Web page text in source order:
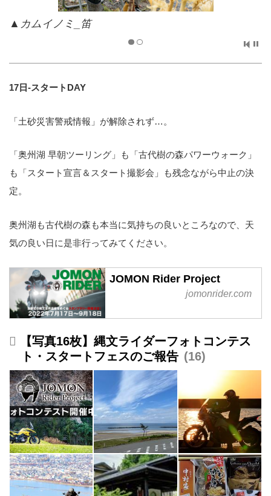
▲トンボ
17日-スタートDAY
「土砂災害警戒情報」が解除されず…。
「奥州湖 早朝ツーリング」も「古代樹の森パワーウォーク」
も「スタート宣言＆スタート撮影会」も残念ながら中止の決
定。
奥州湖も古代樹の森も本当に気持ちの良いところなので、天
気の良い日に是非行ってみてください。
JOMON Rider Project
jomonrider.com
【写真16枚】縄文ライダーフォトコンテス
ト・スタートフェスのご報告
16